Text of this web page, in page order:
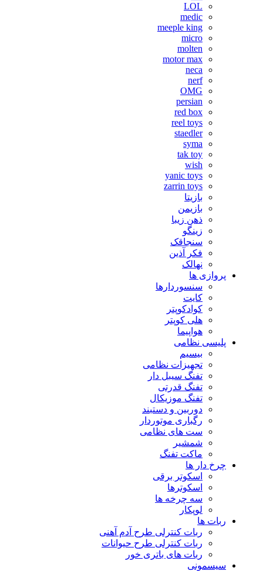
LOL
medic
meeple king
micro
molten
motor max
neca
nerf
OMG
persian
red box
reel toys
staedler
syma
tak toy
wish
yanic toys
zarrin toys
بازیتا
بازیمن
ذهن زیبا
زینگو
سنجاقک
فکر آذین
نهالک
پروازی ها
سنسوردارها
کایت
کوادکوپتر
هلی کوپتر
هواپیما
پلیسی نظامی
بیسیم
تجهیزات نظامی
تفنگ سیبل دار
تفنگ قدرتی
تفنگ موزیکال
دوربین و دستبند
رگباری موتوردار
ست های نظامی
شمشیر
ماکت تفنگ
چرخ دار ها
اسکوتر برقی
اسکوترها
سه چرخه ها
لوپکار
ربات ها
ربات کنترلی طرح آدم آهنی
ربات کنترلی طرح حیوانات
ربات های باتری خور
سیسمونی